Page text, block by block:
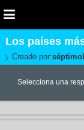
Los países
Creado por:
Selecciona una